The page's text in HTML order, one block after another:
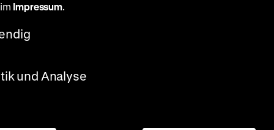
Impressum.
und Analyse